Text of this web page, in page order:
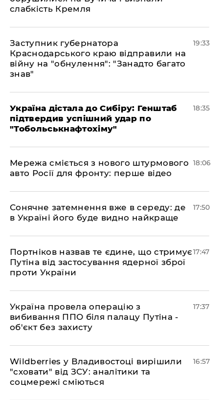
слабкість Кремля
​Заступник губернатора
Краснодарського краю відправили на
війну на "обнулення": "Занадто багато
знав"
19:33
​Україна дістала до Сибіру: Генштаб
підтвердив успішний удар по
"Тобольськнафтохіму"
18:35
​Мережа сміється з нового штурмового
авто Росії для фронту: перше відео
18:06
​Сонячне затемнення вже в середу: де
в Україні його буде видно найкраще
17:50
​Портніков назвав те єдине, що стримує
Путіна від застосування ядерної зброї
проти України
17:47
​Україна провела операцію з
вибивання ППО біля палацу Путіна -
об'єкт без захисту
17:37
​Wildberries у Владивостоці вирішили
"сховати" від ЗСУ: аналітики та
соцмережі сміються
16:57